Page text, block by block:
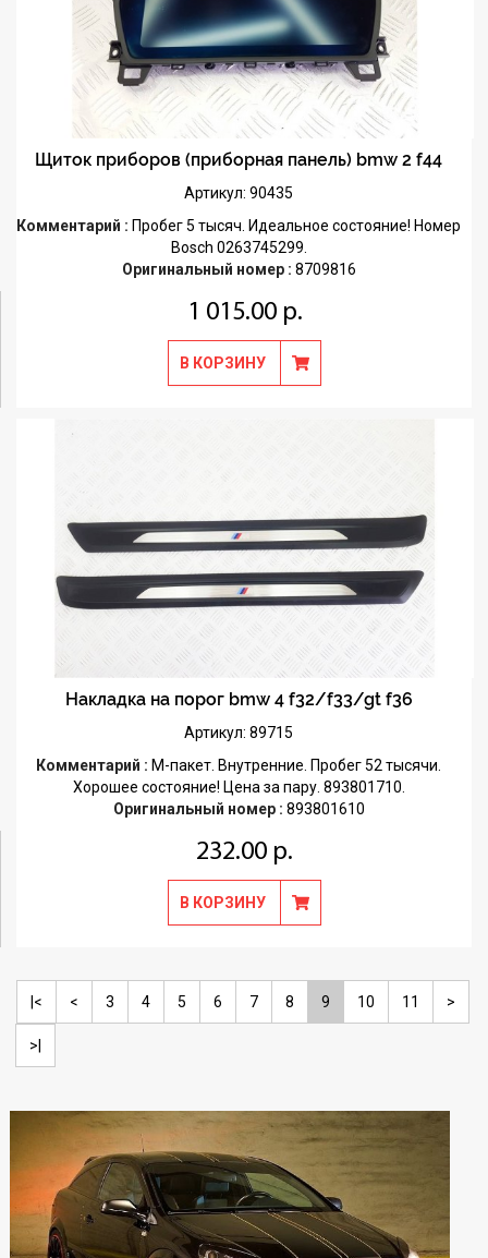
Щиток приборов (приборная панель) bmw 2 f44
Артикул: 90435
Комментарий : Пробег 5 тысяч. Идеальное состояние! Номер
Bosch 0263745299.
Оригинальный номер : 8709816
1 015.00 р.
В КОРЗИНУ
Накладка на порог bmw 4 f32/f33/gt f36
Артикул: 89715
Комментарий : М-пакет. Внутренние. Пробег 52 тысячи.
Хорошее состояние! Цена за пару. 893801710.
Оригинальный номер : 893801610
232.00 р.
В КОРЗИНУ
|< < 3 4 5 6 7 8 9 10 11 >
>|